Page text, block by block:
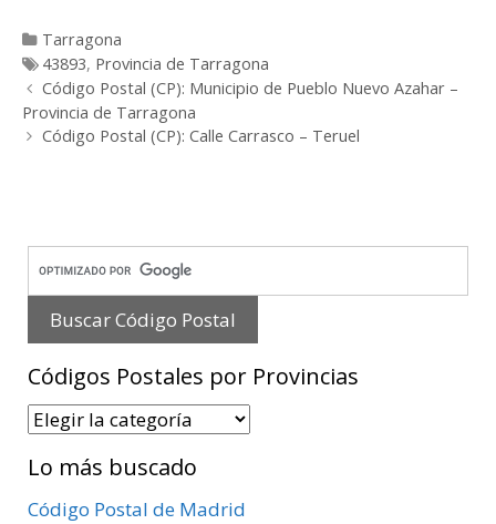
Categorías
Tarragona
Etiquetas
43893, Provincia de Tarragona
Post
navigation
Código Postal (CP): Municipio de Pueblo Nuevo Azahar –
Provincia de Tarragona
Código Postal (CP): Calle Carrasco – Teruel
Códigos Postales por Provincias
Códigos
por
Provincias
Lo más buscado
Código Postal de Madrid